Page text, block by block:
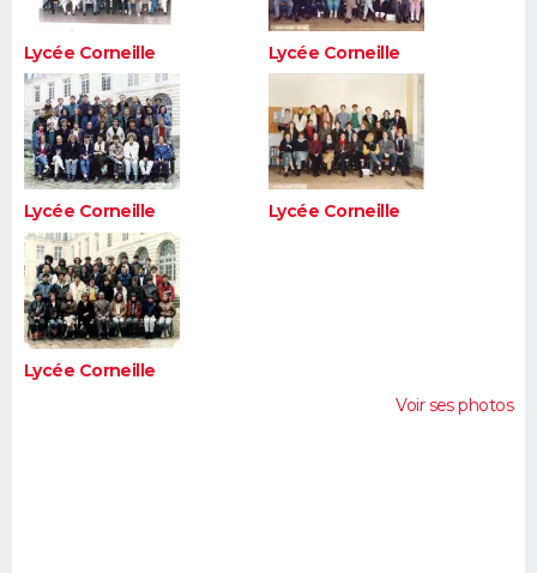
Lycée Corneille Lycée Corneille
Lycée Corneille Lycée Corneille
Lycée Corneille
Voir ses photos